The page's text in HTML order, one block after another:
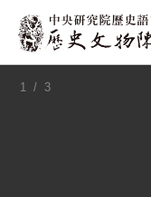
:::
1 / 3